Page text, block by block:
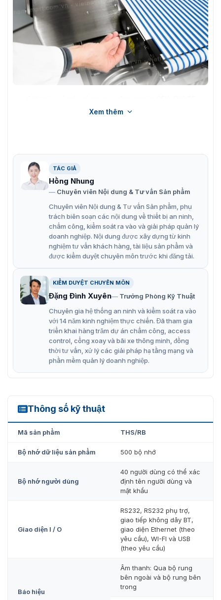
Hệ thống máy dò kim thực phẩm băng tải dây CEIA
THS/RB cung cấp các đặc điểm phát hiện, cấu trúc máy
chất lượng và độ tin cậy cao. Giúp model CEIA THS/RB
trở thành giải pháp sàn lọc hiệu quả các chất gây nhiễm
Băng tải tích hợp với máy dò kim loại và hệ thống
Tuân thủ hoàn toàn các tiêu chuẩn của HACCP
Tốc độ băng tải có thể điều chỉnh bằng kỹ thuật số
Khả năng miễn nhiễm cao với nhiễu của môi trường
Độ nhạy rất cao đối với tất cả các kim loại từ tính và
không từ tính, bao gồm thép không gỉ
Công nghệ quang phổ sẵn để bù hiệu ứng sản phẩm
cực cao
Tối đa hóa sự linh hoạt: tất cả các bộ phận có thể
thay đổi được
Dữ liệu bộ nhớ lưu trữ đến 500 sản phẩm, có thể lựa
chọn bằng tay hoặc bằng phần mềm kết nối
và mật khẩu khác nhau.
Ưu đãi lớn khi mua sản phẩm máy dò
CEIA THS/RB tại VietnamSmart
Công ty VietnamSmart hân hạnh được hãng CEIA ủy
quyền phân phối chính thức các sản phẩm máy dò kim
loại công nghiệp. Khi mua sản phẩm máy dò CEIA
THS/RB, quý khách hàng sẽ nhận được chọn bộ sản
đơn vị sử dụng. Ngoài ra, quý khách hàng sẽ nhận được
các ưu đãi từ lúc mua sắm đến lúc đưa sản phẩm đi vào
Xem thêm
TÁC GIẢ
Hồng Nhung
Chuyên viên Nội dung & Tư vấn Sản phẩm
Chuyên viên Nội dung & Tư vấn Sản phẩm, phụ
trách biên soạn các nội dung về thiết bị an ninh,
chấm công, kiểm soát ra vào và giải pháp quản lý
doanh nghiệp. Nội dung được xây dựng từ kinh
nghiệm tư vấn khách hàng, tài liệu sản phẩm và
được kiểm duyệt chuyên môn trước khi đăng tải.
KIỂM DUYỆT CHUYÊN MÔN
Đặng Đình Xuyên
Trưởng Phòng Kỹ Thuật
Chuyên gia hệ thống an ninh và kiểm soát ra vào
với 14 năm kinh nghiệm thực chiến. Đã tham gia
triển khai hàng trăm dự án chấm công, access
control, cổng xoay và bãi xe thông minh, đồng
thời tư vấn, xử lý các giải pháp hạ tầng mạng và
phần mềm quản lý doanh nghiệp.
Thông số kỹ thuật
THS/RB
Mã sản phẩm THS/RB
Bộ nhớ dữ liệu sản phẩm 500 bộ nhớ
Bộ nhớ người dùng
40 người dùng có thể xác
định tên người dùng và
mật khẩu
Giao diện I / O
RS232, RS232 phụ trợ,
giao tiếp không dây BT,
giao diện Ethernet (theo
yêu cầu), WI-FI và USB
(theo yêu cầu)
Báo hiệu
Âm thanh: Qua bộ rung
bên ngoài và bộ rung bên
trong